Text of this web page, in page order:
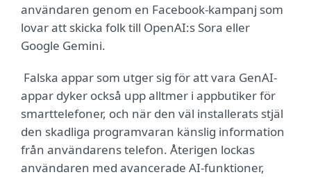
användaren genom en Facebook-kampanj som
lovar att skicka folk till OpenAI:s Sora eller
Google Gemini.
Falska appar som utger sig för att vara GenAI-
appar dyker också upp alltmer i appbutiker för
smarttelefoner, och när den väl installerats stjäl
den skadliga programvaran känslig information
från användarens telefon. Återigen lockas
användaren med avancerade AI-funktioner,